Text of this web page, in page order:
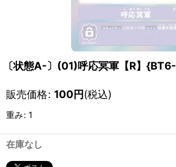
〔状態A-〕(01)呼応冥軍【R】
販売価格: 100円(税込)
重み: 1
在庫なし